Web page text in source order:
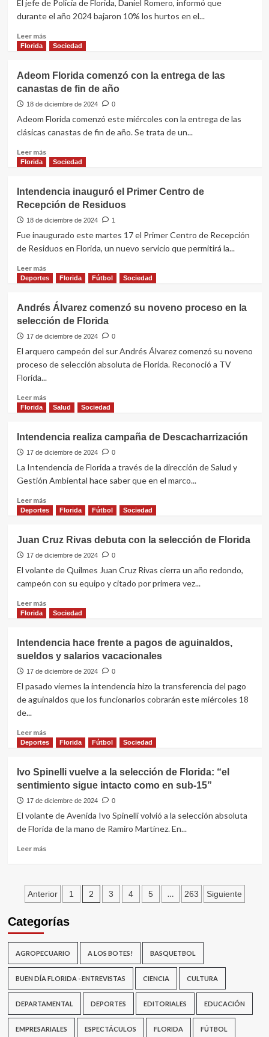
comisión
del
El jefe de Policía de Florida, Daniel Romero, informó que
durante el año 2024 bajaron 10% los hurtos en el...
Leer másLeer
más
Florida
los
hurtos
bajaron
10%
el
60%
Florida Sociedad
Adeom Florida comenzó con la entrega de las
canastas de fin de año
18 de diciembre de 2024 0
Adeom Florida comenzó este miércoles con la entrega de las
clásicas canastas de fin de año. Se trata de un...
Leer másLeer
más
Florida
comenzó
con
entrega
de
canastas
de
año
Florida Sociedad
Intendencia inauguró el Primer Centro de
Recepción de Residuos
18 de diciembre de 2024 1
Fue inaugurado este martes 17 el Primer Centro de Recepción
de Residuos en Florida, un nuevo servicio que permitirá la...
Leer másLeer
más
Intendencia
inauguró
el
Primer
Recepción
de
Deportes Florida Fútbol Sociedad
Andrés Álvarez comenzó su noveno proceso en la
selección de Florida
17 de diciembre de 2024 0
El arquero campeón del sur Andrés Álvarez comenzó su noveno
proceso de selección absoluta de Florida. Reconoció a TV
Florida...
Leer másLeer
más
Álvarez
comenzó
su
noveno
en
la
Florida
Florida Salud Sociedad
Intendencia realiza campaña de Descacharrización
17 de diciembre de 2024 0
La Intendencia de Florida a través de la dirección de Salud y
Gestión Ambiental hace saber que en el marco...
Leer másLeer
más
realiza
campaña
de
Descacharrización
Deportes Florida Fútbol Sociedad
Juan Cruz Rivas debuta con la selección de Florida
17 de diciembre de 2024 0
El volante de Quilmes Juan Cruz Rivas cierra un año redondo,
campeón con su equipo y citado por primera vez...
Leer másLeer
más
Cruz
Rivas
debuta
con
selección
Florida Sociedad
Intendencia hace frente a pagos de aguinaldos,
sueldos y salarios vacacionales
17 de diciembre de 2024 0
El pasado viernes la intendencia hizo la transferencia del pago
de aguinaldos que los funcionarios cobrarán este miércoles 18
de...
Leer másLeer
más
hace
frente
a
pagos
aguinaldos,
Deportes Florida Fútbol Sociedad
Ivo Spinelli vuelve a la selección de Florida: “el
sentimiento sigue intacto como en sub-15”
17 de diciembre de 2024 0
El volante de Avenida Ivo Spinelli volvió a la selección absoluta
de Florida de la mano de Ramiro Martínez. En...
Leer másLeer
Spinelli
vuelve
la
de
sentimiento
sigue
intacto
como
en
Paginación
de
entradas
Anterior 1 2 3 4 5 … 263 Siguiente
Categorías
AGROPECUARIO A LOS BOTES! BASQUETBOL
BUEN DÍA FLORIDA - ENTREVISTAS CIENCIA CULTURA
DEPARTAMENTAL DEPORTES EDITORIALES EDUCACIÓN
EMPRESARIALES ESPECTÁCULOS FLORIDA FÚTBOL